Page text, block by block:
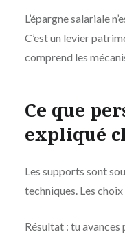
L’épargne salariale
C’est un levier
comprend les
Ce que
expliqué
Les supports sont
techniques. Les
Résultat : tu avances